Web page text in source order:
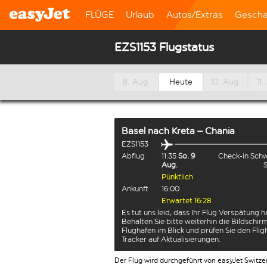
FLÜGE Urlaub Autos/Extras
EZS1153 Flugstatus
8. Aug. Heute 10. Aug.
Basel nach Kreta – Chania
EZS1153
Abflug
11:35 So. 9
Aug.
Check-in
Pünktlich
Ankunft
16:00
Erwartet 16:28
Es tut uns leid, dass Ihr Flug Verspätung
Behalten Sie bitte weiterhin die
Flughafen im Blick und prüfen Sie den
Tracker auf Aktualisierungen.
Der Flug wird durchgeführt von easyJet